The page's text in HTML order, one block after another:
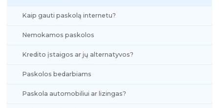
Kaip gauti paskolą internetu?
Nemokamos paskolos
Kredito įstaigos ar jų alternatyvos?
Paskolos bedarbiams
Paskola automobiliui ar lizingas?